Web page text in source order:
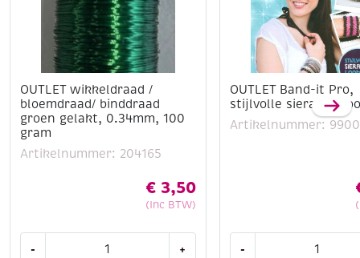
OUTLET wikkeldraad /
bloemdraad/ binddraad
groen gelakt, 0.34mm, 100
gram
Artikelnummer: 204165
€ 3,50
(Inc BTW)
- +
OUTLET Band-it Pro,
stijlvolle sieraden
Artikelnummer:
-